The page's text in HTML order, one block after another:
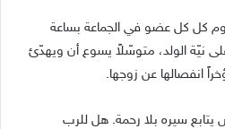
كل كل عضو في الجماعة بساعة
نيّة الولد، متوسّلاً يسوع أن ويهدّئ
انفصالها عن زوجها.
يتابع سيره بلا رحمة. هل للرب